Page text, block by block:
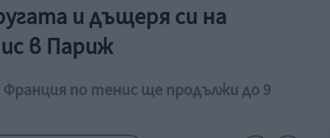
и дъщеря си на
в Париж
по тенис ще продължи до 9